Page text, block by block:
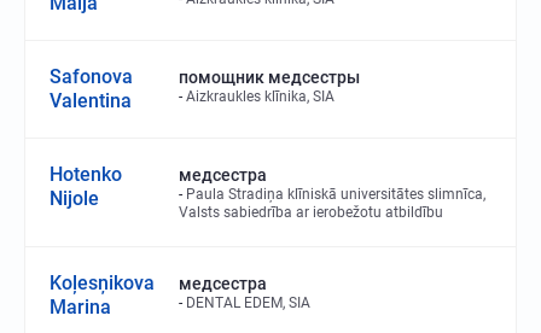
Safonova
Valentina
помощник медсестры
Aizkraukles klīnika, SIA
Hotenko
Nijole
медсестра
Paula Stradiņa klīniskā universitātes slimnīca,
Valsts sabiedrība ar ierobežotu atbildību
Koļesņikova
Marina
медсестра
DENTAL EDEM, SIA